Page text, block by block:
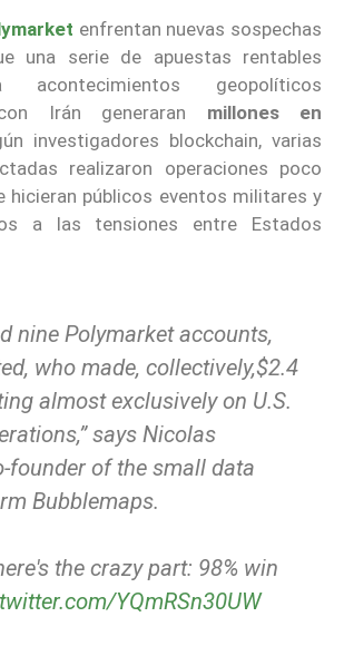
enfrentan nuevas sospechas
una serie de apuestas rentables
acontecimientos geopolíticos
Irán generaran millones en
investigadores blockchain, varias
realizaron operaciones poco
hicieran públicos eventos militares y
a las tensiones entre Estados
nine Polymarket accounts,
who made, collectively,$2.4
almost exclusively on U.S.
says Nicolas
founder of the small data
Bubblemaps.
the crazy part: 98% win
YQmRSn30UW